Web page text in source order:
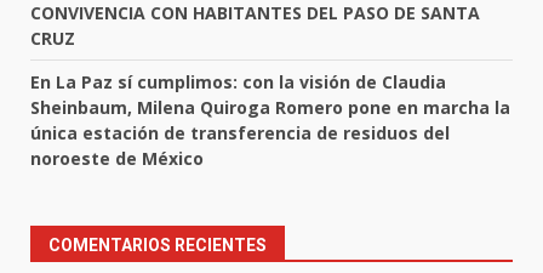
CONVIVENCIA CON HABITANTES DEL PASO DE SANTA
CRUZ
En La Paz sí cumplimos: con la visión de Claudia
Sheinbaum, Milena Quiroga Romero pone en marcha la
única estación de transferencia de residuos del
noroeste de México
COMENTARIOS RECIENTES